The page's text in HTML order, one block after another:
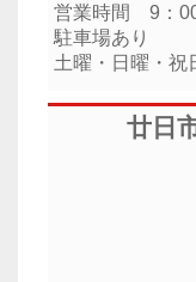
営業時間 9：
駐車場
土曜・日曜・
廿日